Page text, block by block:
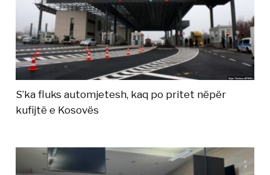
S’ka fluks automjetesh, kaq po pritet nëpër
kufijtë e Kosovës